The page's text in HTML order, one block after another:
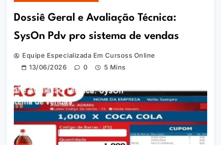
Dossiê Geral e Avaliação Técnica:
SysOn Pdv pro sistema de vendas
Equipe Especializada Em Cursoss Online
13/06/2026
0 5 Mins